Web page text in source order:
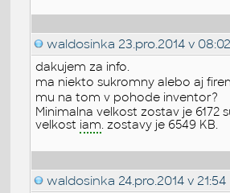
waldosinka 23.pro.2014 v 08:02
dakujem za info.
ma niekto sukromny alebo aj
mu na tom v pohode inventor?
Minimalna velkost zostav je 6172
velkost iam. zostavy je 6549 KB.
waldosinka 24.pro.2014 v 21:54